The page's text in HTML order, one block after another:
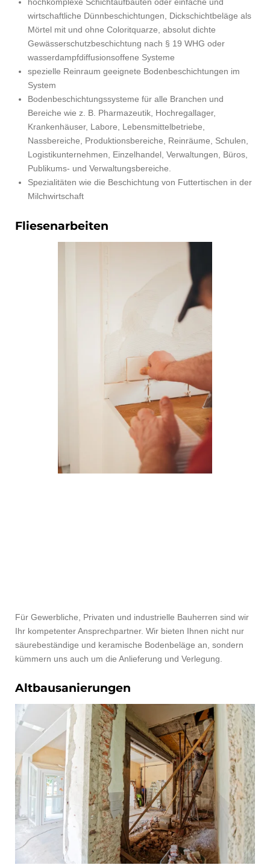
hochkomplexe Schichtaufbauten oder einfache und
wirtschaftliche Dünnbeschichtungen, Dickschichtbeläge als
Mörtel mit und ohne Coloritquarze, absolut dichte
Gewässerschutzbeschichtung nach § 19 WHG oder
wasserdampfdiffusionsoffene Systeme
spezielle Reinraum geeignete Bodenbeschichtungen im
System
Bodenbeschichtungssysteme für alle Branchen und
Bereiche wie z. B. Pharmazeutik, Hochregallager,
Krankenhäuser, Labore, Lebensmittelbetriebe,
Nassbereiche, Produktionsbereiche, Reinräume, Schulen,
Logistikunternehmen, Einzelhandel, Verwaltungen, Büros,
Publikums- und Verwaltungsbereiche.
Spezialitäten wie die Beschichtung von Futtertischen in der
Milchwirtschaft
Fliesenarbeiten
Für Gewerbliche, Privaten und industrielle Bauherren sind wir
Ihr kompetenter Ansprechpartner. Wir bieten Ihnen nicht nur
säurebeständige und keramische Bodenbeläge an, sondern
kümmern uns auch um die Anlieferung und Verlegung.
Altbausanierungen